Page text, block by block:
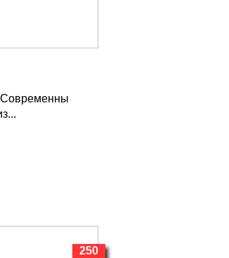
Современны
250